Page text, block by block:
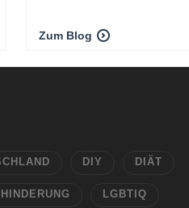
Zum Blog
DIY DIÄT
LGBTIQ